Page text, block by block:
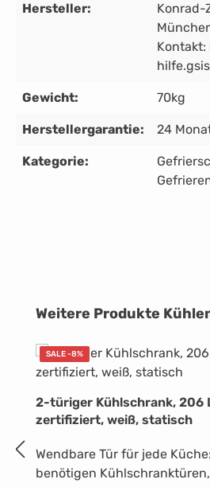
Hersteller:
Konrad-
Kontakt:
Gewicht: 70kg
Herstellergarantie: 24
Kategorie:
Produktgalerie überspringen
Weitere Produkte
SALE -8%
2-türiger Kühlschrank, 206
zertifiziert, weiß, statisch
Wendbare Tür für jede
benötigen